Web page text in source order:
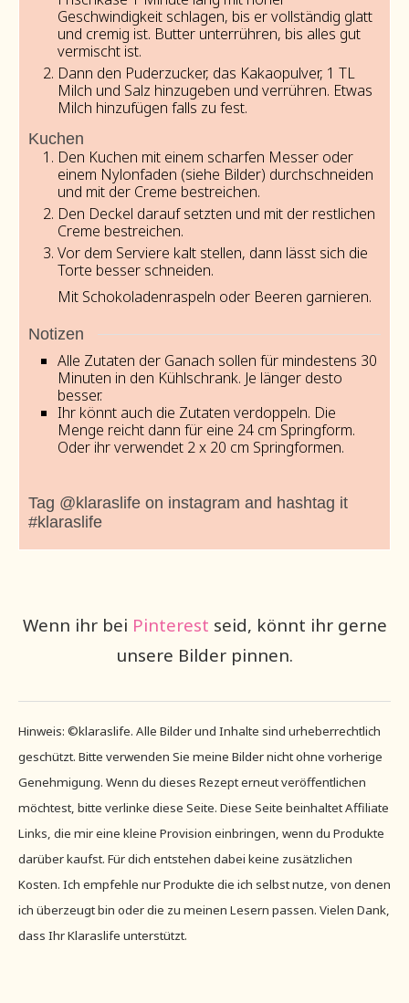
Geschwindigkeit schlagen, bis er vollständig glatt
und cremig ist. Butter unterrühren, bis alles gut
vermischt ist.
Dann den Puderzucker, das Kakaopulver, 1 TL
Milch und Salz hinzugeben und verrühren. Etwas
Milch hinzufügen falls zu fest.
Kuchen
Den Kuchen mit einem scharfen Messer oder
einem Nylonfaden (siehe Bilder) durchschneiden
und mit der Creme bestreichen.
Den Deckel darauf setzten und mit der restlichen
Creme bestreichen.
Vor dem Serviere kalt stellen, dann lässt sich die
Torte besser schneiden.
Mit Schokoladenraspeln oder Beeren garnieren.
Notizen
Alle Zutaten der Ganach sollen für mindestens 30
Minuten in den Kühlschrank. Je länger desto
besser.
Ihr könnt auch die Zutaten verdoppeln. Die
Menge reicht dann für eine 24 cm Springform.
Oder ihr verwendet 2 x 20 cm Springformen.
Tag @klaraslife on instagram and hashtag it
#klaraslife
Wenn ihr bei Pinterest seid, könnt ihr gerne
unsere Bilder pinnen.
Hinweis: ©klaraslife. Alle Bilder und Inhalte sind urheberrechtlich
geschützt. Bitte verwenden Sie meine Bilder nicht ohne vorherige
Genehmigung. Wenn du dieses Rezept erneut veröffentlichen
möchtest, bitte verlinke diese Seite. Diese Seite beinhaltet Affiliate
Links, die mir eine kleine Provision einbringen, wenn du Produkte
darüber kaufst. Für dich entstehen dabei keine zusätzlichen
Kosten. Ich empfehle nur Produkte die ich selbst nutze, von denen
ich überzeugt bin oder die zu meinen Lesern passen. Vielen Dank,
dass Ihr Klaraslife unterstützt.